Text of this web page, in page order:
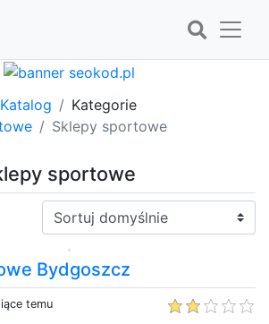
Katalog
Kategorie
Sklepy sportowe
sportowe
Sortuj:
Bydgoszcz
temu